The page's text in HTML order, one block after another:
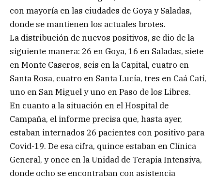
con mayoría en las ciudades de Goya y Saladas,
donde se mantienen los actuales brotes.
La distribución de nuevos positivos, se dio de la
siguiente manera: 26 en Goya, 16 en Saladas, siete
en Monte Caseros, seis en la Capital, cuatro en
Santa Rosa, cuatro en Santa Lucía, tres en Caá Catí,
uno en San Miguel y uno en Paso de los Libres.
En cuanto a la situación en el Hospital de
Campaña, el informe precisa que, hasta ayer,
estaban internados 26 pacientes con positivo para
Covid-19. De esa cifra, quince estaban en Clínica
General, y once en la Unidad de Terapia Intensiva,
donde ocho se encontraban con asistencia